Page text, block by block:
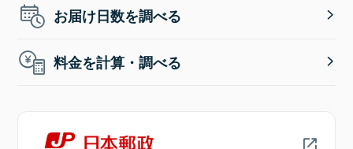
お届け日数を調べる
料金を計算・調べる